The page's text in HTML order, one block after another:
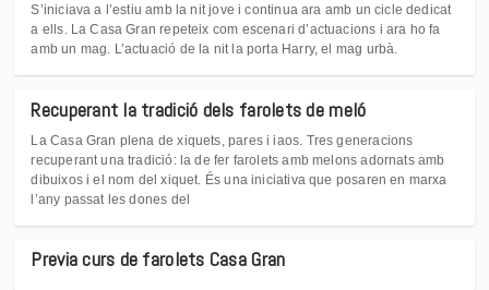
S’iniciava a l’estiu amb la nit jove i continua ara amb un cicle dedicat
a ells. La Casa Gran repeteix com escenari d’actuacions i ara ho fa
amb un mag. L’actuació de la nit la porta Harry, el mag urbà.
Recuperant la tradició dels farolets de meló
La Casa Gran plena de xiquets, pares i iaos. Tres generacions
recuperant una tradició: la de fer farolets amb melons adornats amb
dibuixos i el nom del xiquet. És una iniciativa que posaren en marxa
l’any passat les dones del
Previa curs de farolets Casa Gran